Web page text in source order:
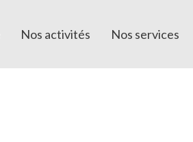
Nos activités Nos services